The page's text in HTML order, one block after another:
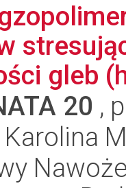
gleb
20 ,